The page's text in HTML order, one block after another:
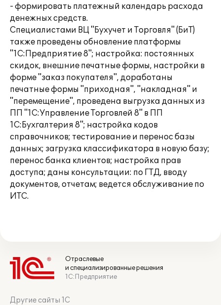
- формировать платежный календарь расхода
денежных средств.
Специалистами ВЦ "Бухучет и Торговля" (БиТ)
также проведены обновление платформы
"1С:Предприятие 8"; настройка: постоянных
скидок, внешние печатные формы, настройки в
форме "заказ покупателя", доработаны
печатные формы "приходная", "накладная" и
"перемещение", проведена выгрузка данных из
ПП "1С:Управление Торговлей 8" в ПП
1С:Бухгалтерия 8"; настройка кодов
справочников; тестирование и перенос базы
данных; загрузка классификатора в новую базу;
перенос банка клиентов; настройка прав
доступа; даны консультации: по ГТД, вводу
документов, отчетам; ведется обслуживание по
ИТС.
Отраслевые
и специализированные решения
1С:Предприятие
Другие сайты 1С